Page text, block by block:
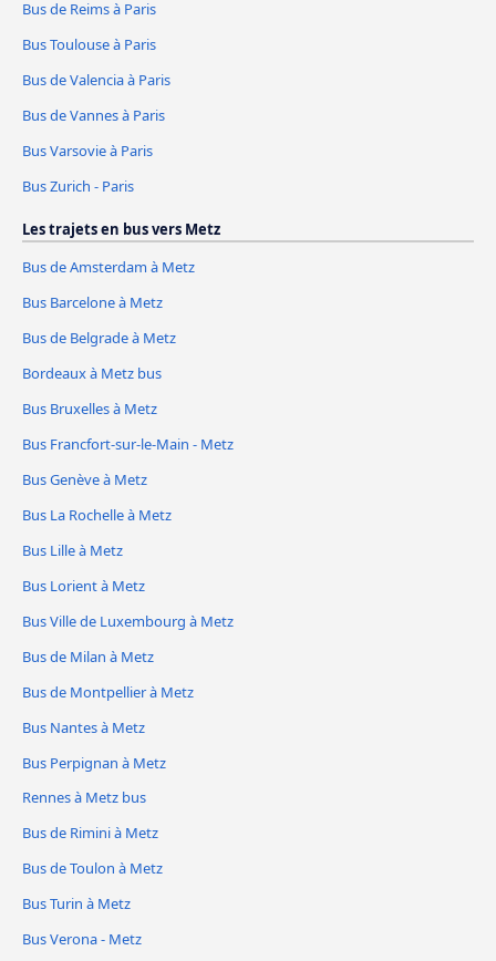
Bus de Reims à Paris
Bus Toulouse à Paris
Bus de Valencia à Paris
Bus de Vannes à Paris
Bus Varsovie à Paris
Bus Zurich - Paris
Les trajets en bus vers Metz
Bus de Amsterdam à Metz
Bus Barcelone à Metz
Bus de Belgrade à Metz
Bordeaux à Metz bus
Bus Bruxelles à Metz
Bus Francfort-sur-le-Main - Metz
Bus Genève à Metz
Bus La Rochelle à Metz
Bus Lille à Metz
Bus Lorient à Metz
Bus Ville de Luxembourg à Metz
Bus de Milan à Metz
Bus de Montpellier à Metz
Bus Nantes à Metz
Bus Perpignan à Metz
Rennes à Metz bus
Bus de Rimini à Metz
Bus de Toulon à Metz
Bus Turin à Metz
Bus Verona - Metz